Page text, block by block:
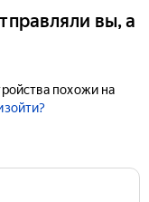
вы, а
похожи на